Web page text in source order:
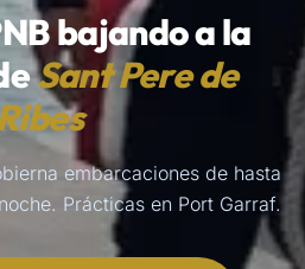
bajando a la
Sant Pere de
embarcaciones de hasta
Prácticas en Port Garraf.